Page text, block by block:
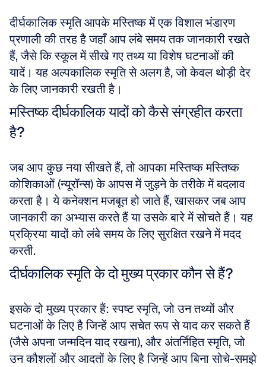
दीर्घकालिक स्मृति आपके मस्तिष्क में एक विशाल भंडारण
प्रणाली की तरह है जहाँ आप लंबे समय तक जानकारी रखते
हैं, जैसे कि स्कूल में सीखे गए तथ्य या विशेष घटनाओं की
यादें। यह अल्पकालिक स्मृति से अलग है, जो केवल थोड़ी देर
के लिए जानकारी रखती है।
मस्तिष्क दीर्घकालिक यादों को कैसे संग्रहीत करता
है?
जब आप कुछ नया सीखते हैं, तो आपका मस्तिष्क मस्तिष्क
कोशिकाओं (न्यूरॉन्स) के आपस में जुड़ने के तरीके में बदलाव
करता है। ये कनेक्शन मजबूत हो जाते हैं, खासकर जब आप
जानकारी का अभ्यास करते हैं या उसके बारे में सोचते हैं। यह
प्रक्रिया यादों को लंबे समय के लिए सुरक्षित रखने में मदद
करती.
दीर्घकालिक स्मृति के दो मुख्य प्रकार कौन से हैं?
इसके दो मुख्य प्रकार हैं: स्पष्ट स्मृति, जो उन तथ्यों और
घटनाओं के लिए है जिन्हें आप सचेत रूप से याद कर सकते हैं
(जैसे अपना जन्मदिन याद रखना), और अंतर्निहित स्मृति, जो
उन कौशलों और आदतों के लिए है जिन्हें आप बिना सोचे-समझे